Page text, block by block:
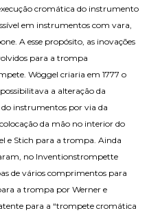
cromática do instrumento
em instrumentos com vara,
A esse propósito, as inovações
para a trompa
Wöggel criaria em 1777 o
a alteração da
instrumentos por via da
da mão no interior do
e Stich para a trompa. Ainda
no Inventionstrompette
de vários comprimentos para
a trompa por Werner e
para a “trompete cromática